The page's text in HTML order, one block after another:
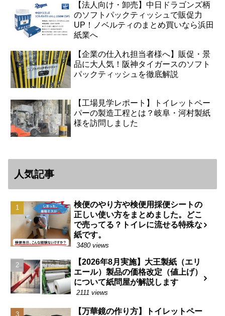
【法人向け・卸売】中日ドラゴンズ柄
のソフトパックティッシュで販促力
UP！ノベルティのまとめ買いなら浜田
紙業へ
【企業の仕入れ担当者様へ】販促・景
品に大人気！阪神タイガースのソフト
パックティッシュを徹底解説
【工場見学レポート】トイレットペー
パーの製造工程とは？岐阜・河村製紙
様を訪問しました
人気記事
検便のやり方や検便用採便シートの
正しい使い方をまとめました。どこ
で売ってる？トイレに流せる特殊な
紙です。
3480 views
【2026年8月実施】大王製紙（エリ
エール）製品の価格改定（値上げ）
について紙問屋が解説します
2111 views
【万華鏡の作り方】トイレットペー